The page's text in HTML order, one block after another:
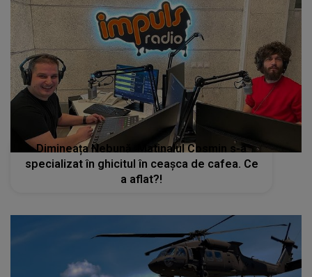
Dimineața Nebună. Matinalul Cosmin s-a
specializat în ghicitul în ceașca de cafea. Ce
a aflat?!